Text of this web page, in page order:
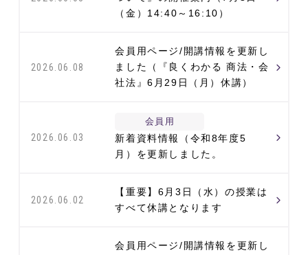
（金）14:40～16:10）
2026.06.08
会員用ページ/開講情報を更新し
ました（『良くわかる 商法・会
社法』6月29日（月）休講）
2026.06.03
会員用
新着資料情報（令和8年度5
月）を更新しました。
2026.06.02
【重要】6月3日（水）の授業は
すべて休講となります
会員用ページ/開講情報を更新し